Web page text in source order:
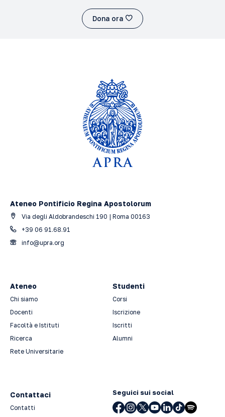
Dona ora
Ateneo Pontificio Regina Apostolorum
Via degli Aldobrandeschi 190 | Roma 00163
+39 06 91.68.91
info@upra.org
Ateneo
Chi siamo
Docenti
Facoltà e Istituti
Ricerca
Rete Universitarie
Studenti
Corsi
Iscrizione
Iscritti
Alumni
Contattaci
Contatti
Seguici sui social